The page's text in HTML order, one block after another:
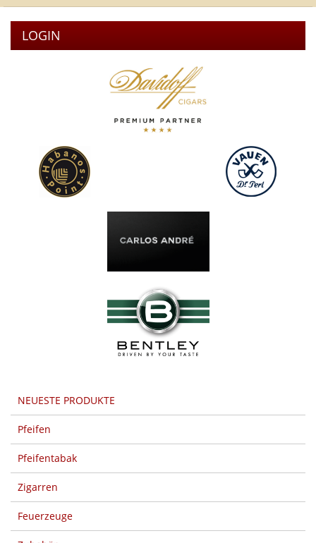
LOGIN
NEUESTE PRODUKTE
Pfeifen
Pfeifentabak
Zigarren
Feuerzeuge